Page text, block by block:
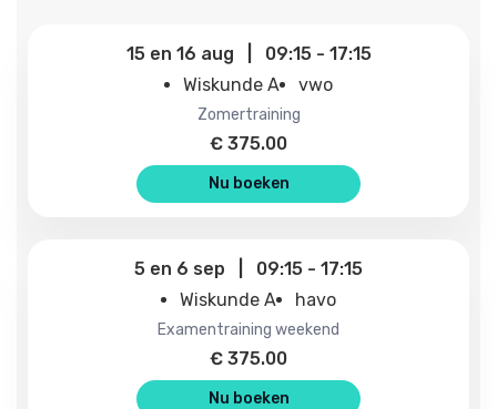
15 en 16 aug 09:15- 17:15
Wiskunde A
vwo
zomertraining
€ 375.00
Nu boeken
5 en 6 sep 09:15 - 17:15
Wiskunde A
havo
examentraining weekend
€ 375.00
Nu boeken